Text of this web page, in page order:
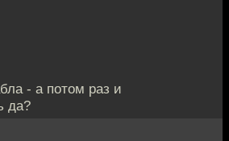
- а потом раз и
да?